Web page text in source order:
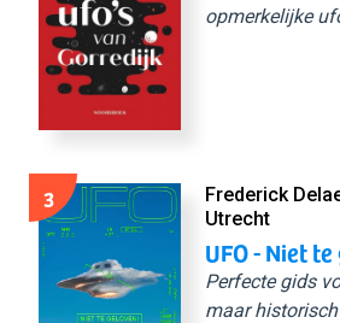
opmerkelijke
3
Frederick
Utrecht
UFO - Niet
Perfecte gids
maar